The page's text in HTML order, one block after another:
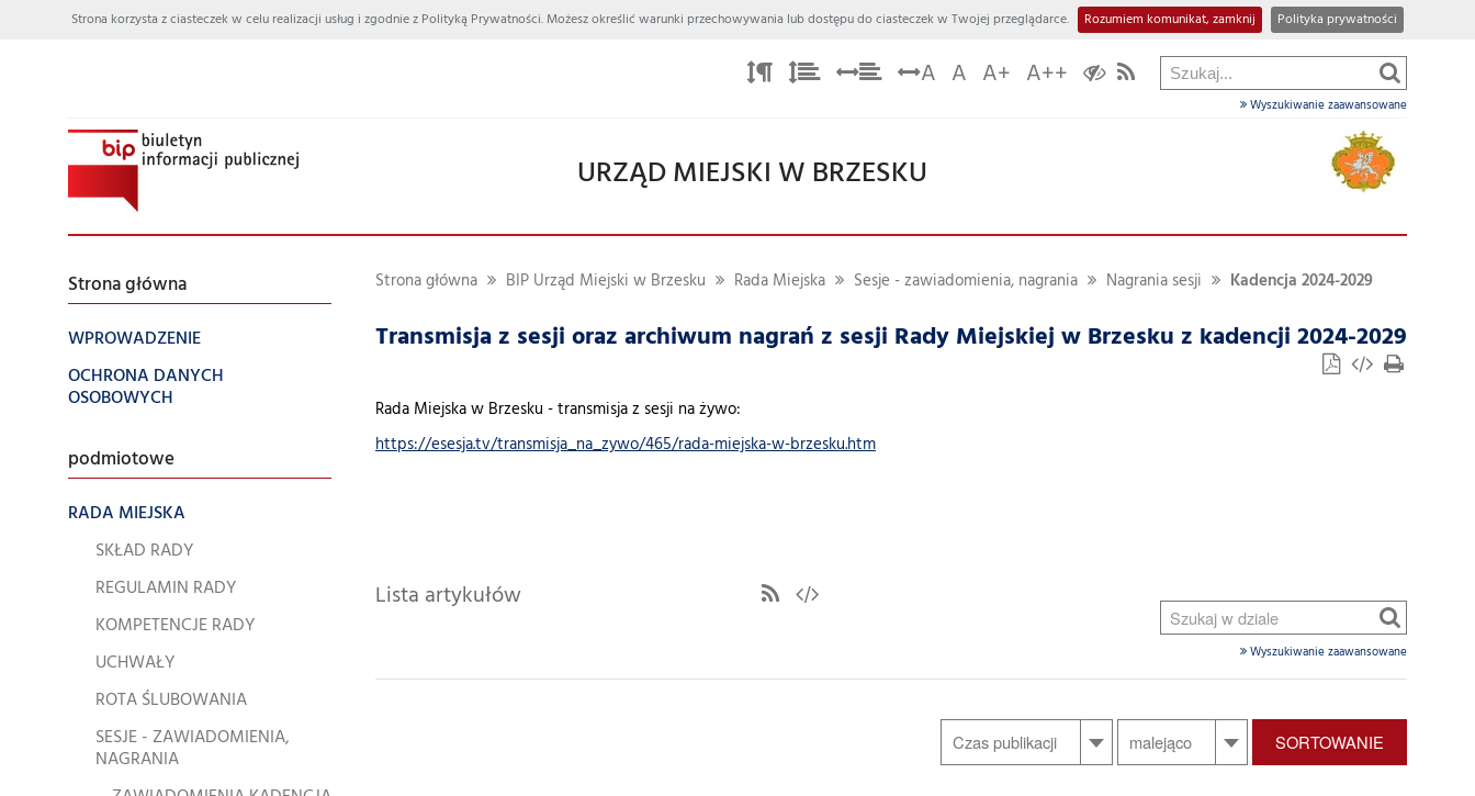
Strona korzysta z ciasteczek w celu realizacji usług i zgodnie z Polityką Prywatności. Możesz określić warunki przechowywania lub dostępu do ciasteczek w Twojej przeglądarce. Rozumiem komunikat, zamknij Polityka prywatności
A A A+ A++
Wyszukiwanie zaawansowane
URZĄD MIEJSKI W BRZESKU
Strona główna
WPROWADZENIE
OCHRONA DANYCH
OSOBOWYCH
podmiotowe
RADA MIEJSKA
SKŁAD RADY
REGULAMIN RADY
KOMPETENCJE RADY
UCHWAŁY
ROTA ŚLUBOWANIA
SESJE - ZAWIADOMIENIA,
NAGRANIA
Strona główna BIP Urząd Miejski w Brzesku Rada Miejska Sesje - zawiadomienia, nagrania Nagrania sesji Kadencja 2024-2029
Transmisja z sesji oraz archiwum nagrań z sesji Rady Miejskiej w Brzesku z kadencji 2024-2029
Rada Miejska w Brzesku - transmisja z sesji na żywo:
https://esesja.tv/transmisja_na_zywo/465/rada-miejska-w-brzesku.htm
Lista artykułów
Szukaj
w
Wyszukiwanie zaawansowane
SORTOWANIE